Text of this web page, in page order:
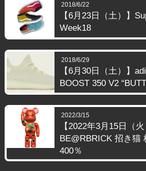
2018/6/22
【6月23日（土）】
Week18
2018/6/29
【6月30日（土）】
BOOST 350 V2
2022/3/15
【2022年3月15日（火
BE@RBRICK 招き猫
400％